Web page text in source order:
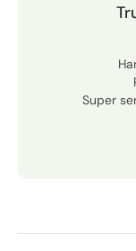
Super